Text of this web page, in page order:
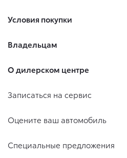
Условия покупки
Владельцам
О дилерском центре
Записаться на сервис
Оцените ваш автомобиль
Специальные предложения